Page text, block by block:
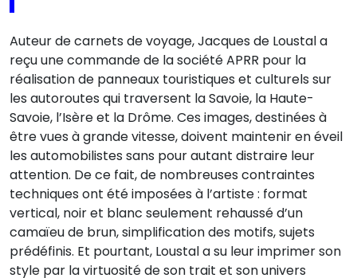
Auteur de carnets de voyage, Jacques de Loustal a
reçu une commande de la société APRR pour la
réalisation de panneaux touristiques et culturels sur
les autoroutes qui traversent la Savoie, la Haute-
Savoie, l’Isère et la Drôme. Ces images, destinées à
être vues à grande vitesse, doivent maintenir en éveil
les automobilistes sans pour autant distraire leur
attention. De ce fait, de nombreuses contraintes
techniques ont été imposées à l’artiste : format
vertical, noir et blanc seulement rehaussé d’un
camaïeu de brun, simplification des motifs, sujets
prédéfinis. Et pourtant, Loustal a su leur imprimer son
style par la virtuosité de son trait et son univers